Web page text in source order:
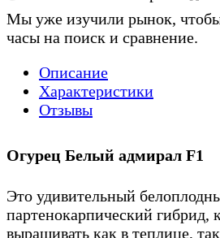
Мы уже изучили рынок,
часы на поиск и сравнение.
Описание
Характеристики
Отзывы
Огурец Белый адмирал F1
Это удивительный
партенокарпический
выращивать как в теплице,